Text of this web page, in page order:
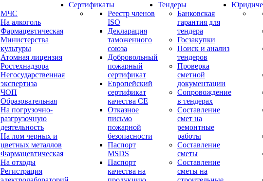
МЧС
На алкоголь
Фармацевтическая
Министерства
культуры
Атомная лицензия
Ростехнадзора
Негосударственная
экспертиза
ЧОП
Образовательная
На погрузочно-
разгрузочную
деятельность
На лом черных и
цветных металлов
Фармацевтическая
На отходы
Регистрация
Сертификаты
Реестр членов
ISO
Декларация
таможенного
союза
Добровольный
пожарный
сертификат
Европейский
сертификат
качества СЕ
Отказное
письмо
пожарной
безопасности
Паспорт
МSDS
Паспорт
качества на
Тендеры
Банковская
гарантия для
тендера
Госзакупки
Поиск и анализ
тендеров
Проверка
сметной
документации
Сопровождение
в тендерах
Составление
смет на
ремонтные
работы
Составление
сметы
Составление
сметы на